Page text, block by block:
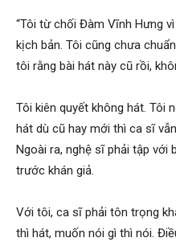
“Tôi từ chối Đàm Vĩnh Hưng
kịch bản. Tôi cũng chưa
tôi rằng bài hát này cũ rồi,
Tôi kiên quyết không hát. Tôi
hát dù cũ hay mới thì ca sĩ
Ngoài ra, nghệ sĩ phải tập với
trước khán giả.
Với tôi, ca sĩ phải tôn trọng
thì hát, muốn nói gì thì nói.